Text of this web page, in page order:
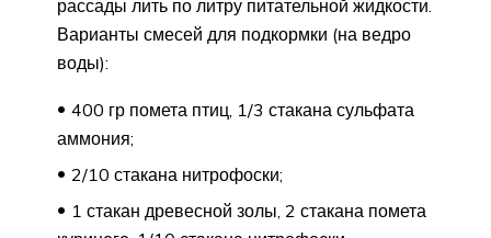
рассады лить по литру питательной жидкости.
Варианты смесей для подкормки (на ведро
воды):
400 гр помета птиц, 1/3 стакана сульфата
аммония;
2/10 стакана нитрофоски;
1 стакан древесной золы, 2 стакана помета